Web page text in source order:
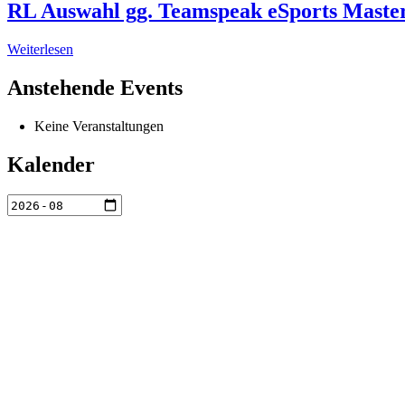
RL Auswahl gg. Teamspeak eSports
Weiterlesen
Anstehende Events
Keine Veranstaltungen
Kalender